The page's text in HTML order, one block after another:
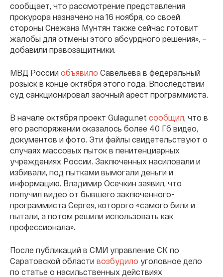
сообщает, что рассмотрение представления
прокурора назначено на 16 ноября, со своей
стороны Снежана Мунтян также сейчас готовит
жалобы для отмены этого абсурдного решения», –
добавили правозащитники.
МВД России объявило Савельева в федеральный
розыск в конце октября этого года. Впоследствии
суд санкционировал заочный арест программиста.
В начале октября проект Gulagu.net сообщил , что в
его распоряжении оказалось более 40 Гб видео,
документов и фото. Эти файлы свидетельствуют о
случаях массовых пыток в пенитенциарных
учреждениях России. Заключенных насиловали и
избивали, под пытками вымогали деньги и
информацию. Владимир Осечкин заявил, что
получил видео от бывшего заключенного-
программиста Сергея, которого «самого били и
пытали, а потом решили использовать как
профессионала».
После публикаций в СМИ управление СК по
Саратовской области возбудило уголовное дело
по статье о насильственных действиях